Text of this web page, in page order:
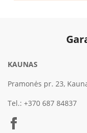
KAUNAS
Pramonės pr. 23,
Tel.: +370 687 84837